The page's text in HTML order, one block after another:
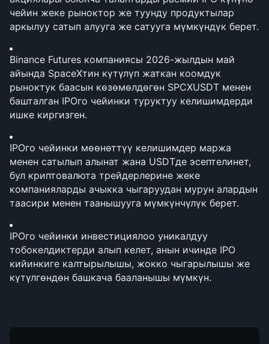
чейин жеке рыноктор же туунду продуктылар
аркылуу сатып алууга же сатууга мүмкүндүк берет.
Binance Futures компаниясы 2026-жылдын май
айында SpaceXтин күтүлүп жаткан коомдук
рыноктук баасын көзөмөлдөгөн SPCXUSDT менен
башталган IPOго чейинки туруктуу келишимдерди
ишке киргизген.
IPOго чейинки мөөнөттүү келишимдер маржа
менен сатылып алынат жана USDTде эсептелинет,
бул криптовалюта трейдерлерине жеке
компанияларды ачыкка чыгаруудан мурун алардын
таасири менен таанышууга мүмкүнчүлүк берет.
IPOго чейинки инвестициялоо уникалдуу
тобокелдиктерди алып келет, анын ичинде IPO
кийинкиге калтырылышы, жокко чыгарылышы же
күтүлгөндөн башкача бааланышы мүмкүн.